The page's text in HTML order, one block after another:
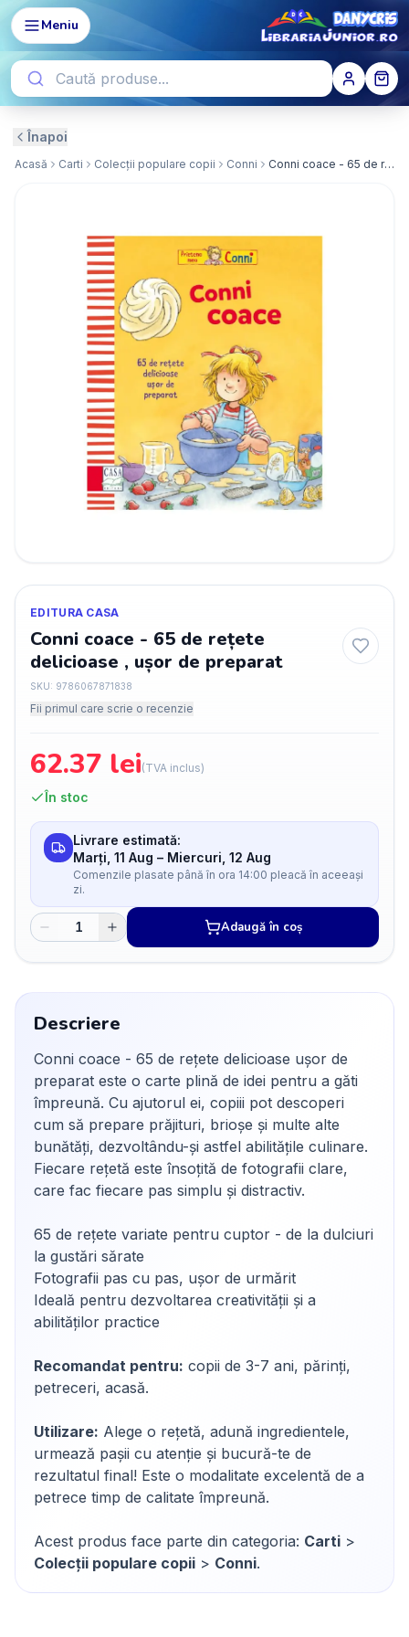
Meniu
Înapoi
Acasă Carti Colecții populare copii Conni Conni coace - 65 de rețete delicioase , ușor de preparat
EDITURA CASA
Conni coace - 65 de rețete
delicioase , ușor de preparat
SKU: 9786067871838
Fii primul care scrie o recenzie
62.37 lei(TVA inclus)
În stoc
Livrare estimată:
Marți, 11 Aug – Miercuri, 12 Aug
Comenzile plasate până în ora 14:00 pleacă în aceeași
zi.
Adaugă în coș
Descriere
Conni coace - 65 de rețete delicioase ușor de
preparat este o carte plină de idei pentru a găti
împreună. Cu ajutorul ei, copiii pot descoperi
cum să prepare prăjituri, brioșe și multe alte
bunătăți, dezvoltându-și astfel abilitățile culinare.
Fiecare rețetă este însoțită de fotografii clare,
care fac fiecare pas simplu și distractiv.
65 de rețete variate pentru cuptor - de la dulciuri
la gustări sărate
Fotografii pas cu pas, ușor de urmărit
Ideală pentru dezvoltarea creativității și a
abilităților practice
Recomandat pentru: copii de 3-7 ani, părinți,
petreceri, acasă.
Utilizare: Alege o rețetă, adună ingredientele,
urmează pașii cu atenție și bucură-te de
rezultatul final! Este o modalitate excelentă de a
petrece timp de calitate împreună.
Acest produs face parte din categoria: Carti >
Colecții populare copii > Conni.